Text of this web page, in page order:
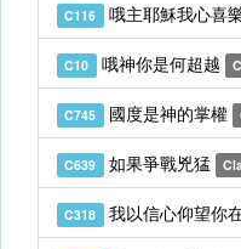
C116 哦主耶穌我心喜
C10 哦神你是何超越
C745 國度是神的掌權
C639 如果爭戰兇猛
C318 我以信心仰望你